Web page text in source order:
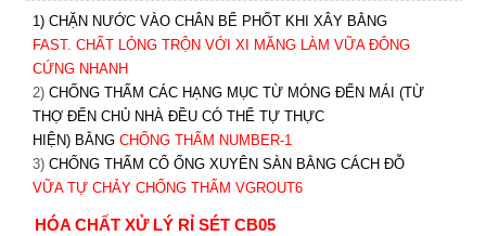
1) CHẶN NƯỚC VÀO CHÂN BỂ PHỐT KHI XÂY BẰNG
FAST. CHẤT LỎNG TRỘN VỚI XI MĂNG LÀM VỮA ĐÔNG
CỨNG NHANH
2) CHỐNG THẤM CÁC HẠNG MỤC TỪ MÓNG ĐẾN MÁI (TỪ
THỢ ĐẾN CHỦ NHÀ ĐỀU CÓ THỂ TỰ THỰC
HIỆN) BẰNG CHỐNG THẤM NUMBER-1
3) CHỐNG THẤM CỔ ỐNG XUYÊN SÀN BẰNG CÁCH ĐỖ
VỮA TỰ CHẢY CHỐNG THẤM VGROUT6
HÓA CHẤT XỬ LÝ RỈ SÉT CB05